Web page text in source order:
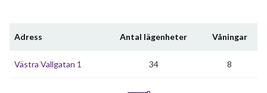
Adress Antal lägenheter Våningar
Västra Vallgatan 1 34 8